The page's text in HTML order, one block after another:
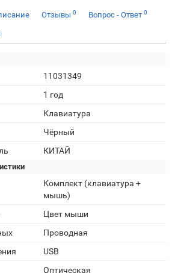
Отзывы 0 Вопрос - Ответ 0
11031349
1 год
Клавиатура
Чёрный
КИТАЙ
Комплект (клавиатура +
мышь)
Цвет мыши
Проводная
USB
Оптическая